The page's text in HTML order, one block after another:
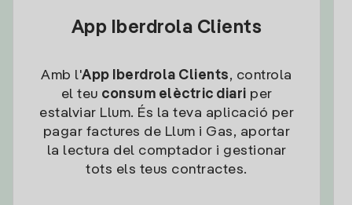
App Iberdrola Clients
Amb l'App Iberdrola Clients, controla
el teu consum elèctric diari per
estalviar Llum. És la teva aplicació per
pagar factures de Llum i Gas, aportar
la lectura del comptador i gestionar
tots els teus contractes.